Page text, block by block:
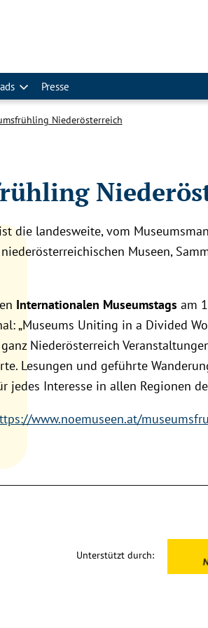
Presse
Niederösterreich
ist die landesweite, vom
Museen,
Internationalen Museumstags am
„Museums Uniting in a Divided
Niederösterreich
Lesungen und geführte
jedes Interesse in allen Regionen
www.noemuseen.at/
Unterstützt durch: